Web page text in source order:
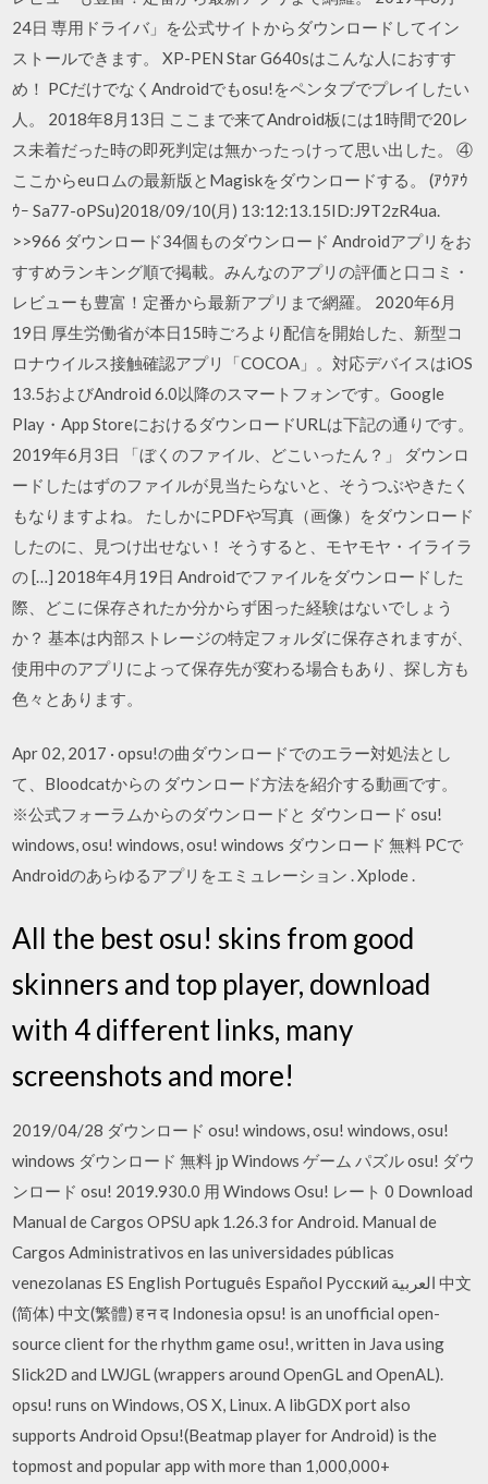
24日 専用ドライバ」を公式サイトからダウンロードしてイン
ストールできます。 XP-PEN Star G640sはこんな人におすす
め！ PCだけでなくAndroidでもosu!をペンタブでプレイしたい
人。 2018年8月13日 ここまで来てAndroid板には1時間で20レ
ス未着だった時の即死判定は無かったっけって思い出した。 ④
ここからeuロムの最新版とMagiskをダウンロードする。 (ｱｳｱｳ
ｳｰ Sa77-oPSu)2018/09/10(月) 13:12:13.15ID:J9T2zR4ua.
>>966 ダウンロード34個ものダウンロード Androidアプリをお
すすめランキング順で掲載。みんなのアプリの評価と口コミ・
レビューも豊富！定番から最新アプリまで網羅。 2020年6月
19日 厚生労働省が本日15時ごろより配信を開始した、新型コ
ロナウイルス接触確認アプリ「COCOA」。対応デバイスはiOS
13.5およびAndroid 6.0以降のスマートフォンです。Google
Play・App StoreにおけるダウンロードURLは下記の通りです。
2019年6月3日 「ぼくのファイル、どこいったん？」 ダウンロ
ードしたはずのファイルが見当たらないと、そうつぶやきたく
もなりますよね。 たしかにPDFや写真（画像）をダウンロード
したのに、見つけ出せない！ そうすると、モヤモヤ・イライラ
の […] 2018年4月19日 Androidでファイルをダウンロードした
際、どこに保存されたか分からず困った経験はないでしょう
か？ 基本は内部ストレージの特定フォルダに保存されますが、
使用中のアプリによって保存先が変わる場合もあり、探し方も
色々とあります。
Apr 02, 2017 · opsu!の曲ダウンロードでのエラー対処法とし
て、Bloodcatからの ダウンロード方法を紹介する動画です。
※公式フォーラムからのダウンロードと ダウンロード osu!
windows, osu! windows, osu! windows ダウンロード 無料 PCで
Androidのあらゆるアプリをエミュレーション . Xplode .
All the best osu! skins from good
skinners and top player, download
with 4 different links, many
screenshots and more!
2019/04/28 ダウンロード osu! windows, osu! windows, osu!
windows ダウンロード 無料 jp Windows ゲーム パズル osu! ダウ
ンロード osu! 2019.930.0 用 Windows Osu! レート 0 Download
Manual de Cargos OPSU apk 1.26.3 for Android. Manual de
Cargos Administrativos en las universidades públicas
venezolanas ES English Português Español Pусский العربية 中文
(简体) 中文(繁體) ह न द Indonesia opsu! is an unofficial open-
source client for the rhythm game osu!, written in Java using
Slick2D and LWJGL (wrappers around OpenGL and OpenAL).
opsu! runs on Windows, OS X, Linux. A libGDX port also
supports Android Opsu!(Beatmap player for Android) is the
topmost and popular app with more than 1,000,000+